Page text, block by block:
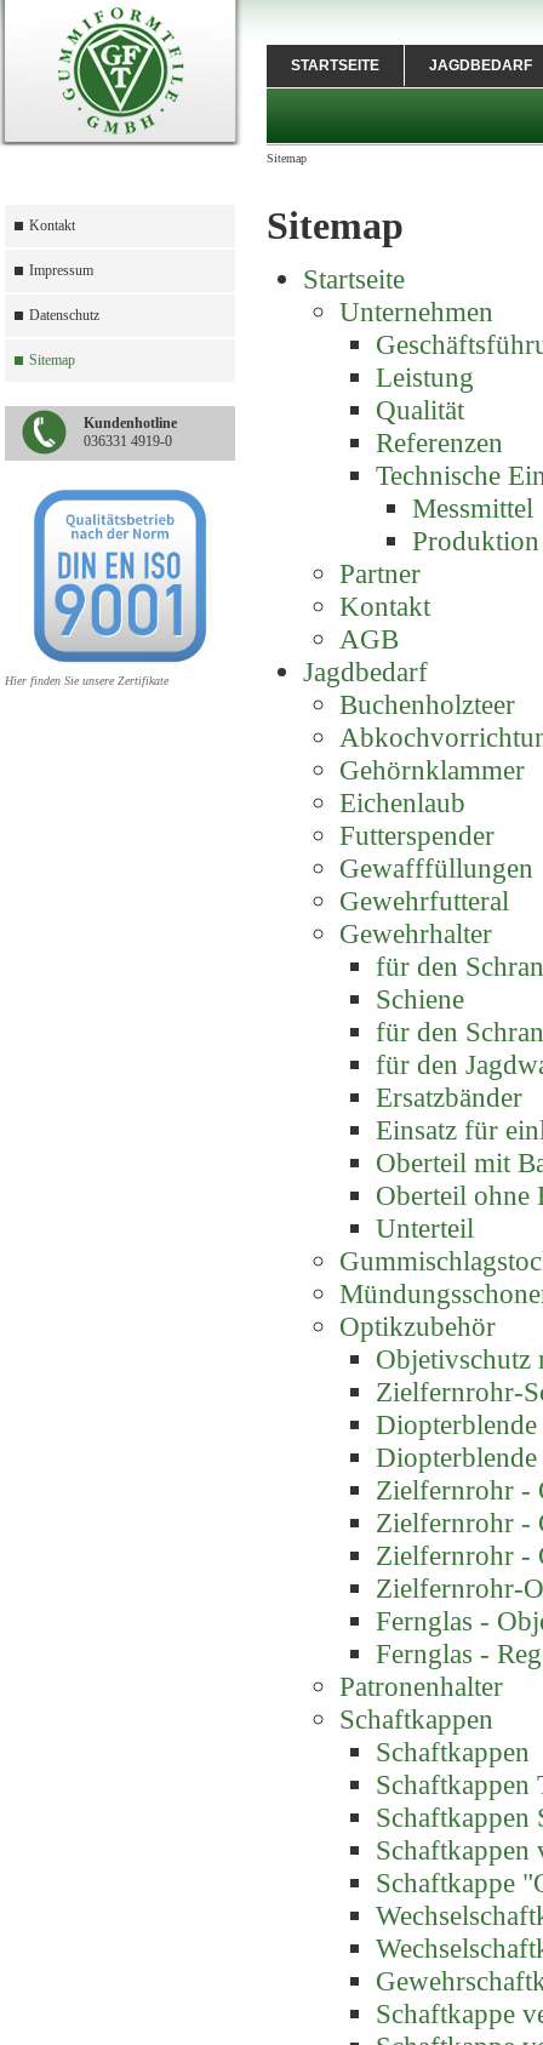
Kontakt
Impressum
Datenschutz
Sitemap
Kundenhotline
036331 4919-0
Hier finden Sie unsere Zertifikate
STARTSEITE JAGDBEDARF
Sitemap
Sitemap
Startseite
Unternehmen
Leistung
Qualität
Referenzen
Technische
Messmittel
Produktion
Partner
Kontakt
AGB
Jagdbedarf
Buchenholzteer
Gehörnklammer
Eichenlaub
Futterspender
Gewafffüllungen
Gewehrfutteral
Gewehrhalter
für den
Schiene
für den
für den
Ersatzbänder
Einsatz für
Oberteil mit
Oberteil ohne
Unterteil
Optikzubehör
Zielfernrohr-
Diopterblende
Zielfernrohr -
Zielfernrohr -
Zielfernrohr -
Zielfernrohr-
Fernglas -
Fernglas -
Patronenhalter
Schaftkappen
Schaftkappen
Schaftkappen
Schaftkappen
Schaftkappen
Schaftkappe
Schaftkappe